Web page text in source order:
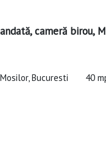
cameră birou,
Mosilor, Bucuresti 40